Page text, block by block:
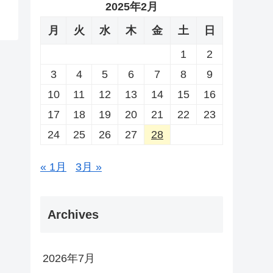
2025年2月
月
火 水 木 金 土
日
1
2
3
4 5 6 7 8
9
10
11 12 13 14 15
16
17
18 19 20 21 22
23
24
25 26 27 28
« 1月 3月 »
Archives
2026年7月